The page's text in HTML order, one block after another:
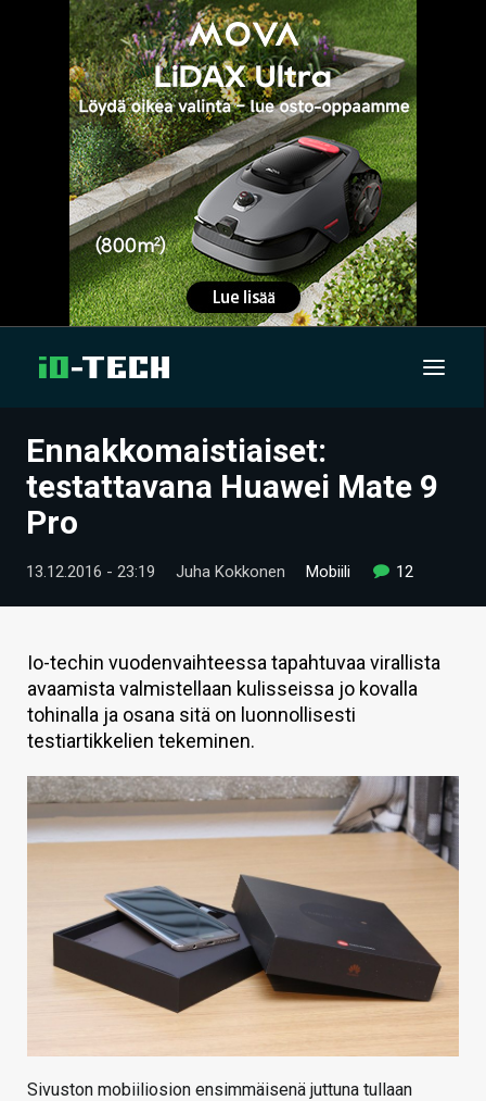
UUTISET
ARTIKKELIT
VIDEOT
TECHBBS
TIETOA
HINTA.FI
KAUPPA
VAIHDA TEEMA
Ennakkomaistiaiset:
testattavana Huawei Mate 9
Pro
13.12.2016 - 23:19 Juha Kokkonen Mobiili 12
Io-techin vuodenvaihteessa tapahtuvaa virallista
avaamista valmistellaan kulisseissa jo kovalla
tohinalla ja osana sitä on luonnollisesti
testiartikkelien tekeminen.
Sivuston mobiiliosion ensimmäisenä juttuna tullaan